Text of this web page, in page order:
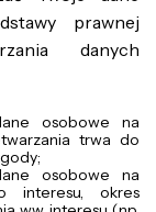
prawnej
danych
osobowe na
trwa do
osobowe na
interesu, okres